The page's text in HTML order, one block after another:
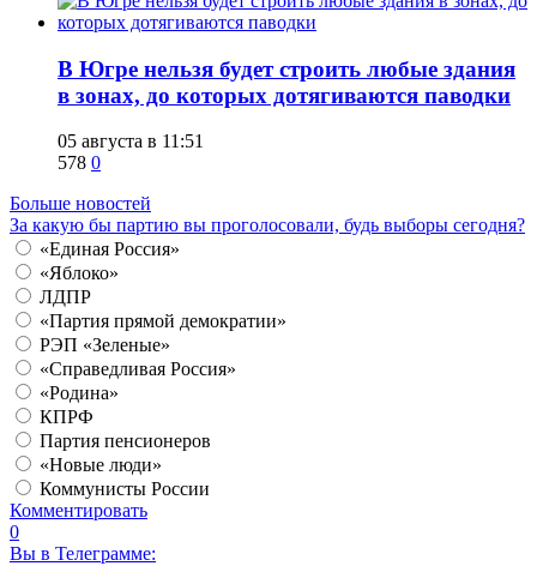
В Югре нельзя будет строить любые здания
в зонах, до которых дотягиваются паводки
05 августа в 11:51
578 0
Больше новостей
За какую бы партию вы проголосовали, будь выборы сегодня?
«Единая Россия»
«Яблоко»
ЛДПР
«Партия прямой демократии»
РЭП «Зеленые»
«Справедливая Россия»
«Родина»
КПРФ
Партия пенсионеров
«Новые люди»
Коммунисты России
Комментировать
0
Вы в Телеграмме: